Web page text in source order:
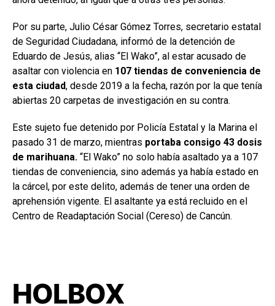
Por su parte, Julio César Gómez Torres, secretario estatal
de Seguridad Ciudadana, informó de la detención de
Eduardo de Jesús, alias “El Wako”, al estar acusado de
asaltar con violencia en 107 tiendas de conveniencia de
esta ciudad, desde 2019 a la fecha, razón por la que tenía
abiertas 20 carpetas de investigación en su contra.
Este sujeto fue detenido por Policía Estatal y la Marina el
pasado 31 de marzo, mientras portaba consigo 43 dosis
de marihuana. “El Wako” no solo había asaltado ya a 107
tiendas de conveniencia, sino además ya había estado en
la cárcel, por este delito, además de tener una orden de
aprehensión vigente. El asaltante ya está recluido en el
Centro de Readaptación Social (Cereso) de Cancún.
HOLBOX